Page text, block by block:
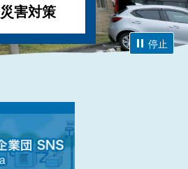
災害対策
停止